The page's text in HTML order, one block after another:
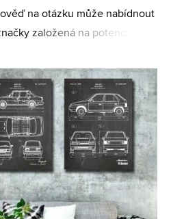
na otázku může nabídnout
založená na potenciálních
časopise Oeconomia